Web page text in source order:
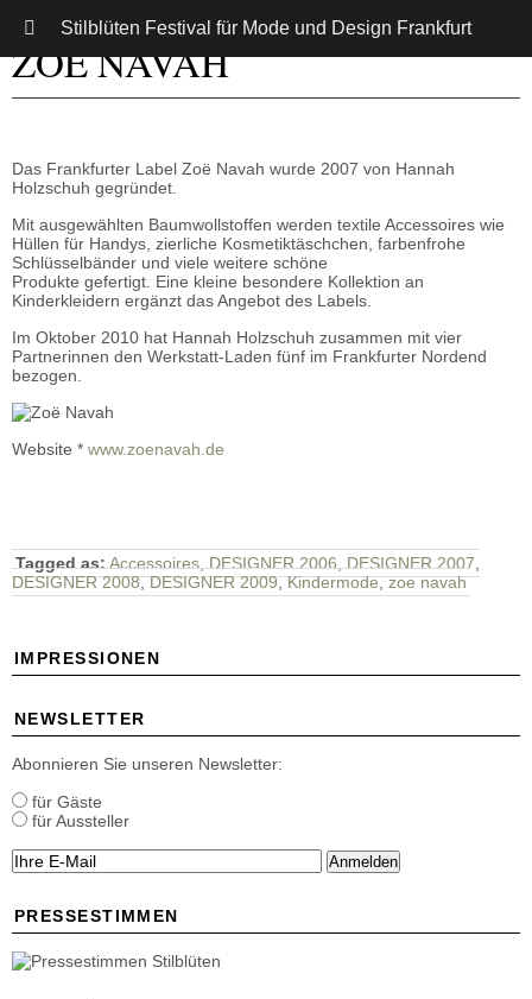
ZOE NAVAH
Das Frankfurter Label Zoë Navah wurde 2007 von Hannah
Holzschuh gegründet.
Mit ausgewählten Baumwollstoffen werden textile Accessoires wie
Hüllen für Handys, zierliche Kosmetiktäschchen, farbenfrohe
Schlüsselbänder und viele weitere schöne
Produkte gefertigt. Eine kleine besondere Kollektion an
Kinderkleidern ergänzt das Angebot des Labels.
Im Oktober 2010 hat Hannah Holzschuh zusammen mit vier
Partnerinnen den Werkstatt-Laden fünf im Frankfurter Nordend
bezogen.
Website * www.zoenavah.de
Tagged as: Accessoires DESIGNER 2006 DESIGNER 2007
DESIGNER 2008,DESIGNER 2009,Kindermode,zoe navah
IMPRESSIONEN
NEWSLETTER
Abonnieren Sie unseren Newsletter:
für Gäste
für Aussteller
Anmelden
PRESSESTIMMEN
Stilblüten Festival für Mode und Design Frankfurt